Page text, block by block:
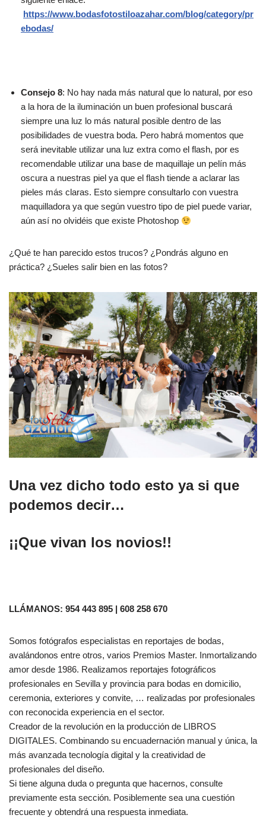
https://www.bodasfotostiloazahar.com/blog/category/pr
ebodas/
Consejo 8: No hay nada más natural que lo natural, por eso
a la hora de la iluminación un buen profesional buscará
siempre una luz lo más natural posible dentro de las
posibilidades de vuestra boda. Pero habrá momentos que
será inevitable utilizar una luz extra como el flash, por es
recomendable utilizar una base de maquillaje un pelín más
oscura a nuestras piel ya que el flash tiende a aclarar las
pieles más claras. Esto siempre consultarlo con vuestra
maquilladora ya que según vuestro tipo de piel puede variar,
aún así no olvidéis que existe Photoshop
¿Qué te han parecido estos trucos? ¿Pondrás alguno en
práctica? ¿Sueles salir bien en las fotos?
Una vez dicho todo esto ya si que
podemos decir…
¡¡Que vivan los novios!!
LLÁMANOS: 954 443 895 | 608 258 670
Somos fotógrafos especialistas en reportajes de bodas,
avalándonos entre otros, varios Premios Master. Inmortalizando
amor desde 1986. Realizamos reportajes fotográficos
profesionales en Sevilla y provincia para bodas en domicilio,
ceremonia, exteriores y convite, … realizadas por profesionales
con reconocida experiencia en el sector.
Creador de la revolución en la producción de LIBROS
DIGITALES. Combinando su encuadernación manual y única, la
más avanzada tecnología digital y la creatividad de
profesionales del diseño.
Si tiene alguna duda o pregunta que hacernos, consulte
previamente esta sección. Posiblemente sea una cuestión
frecuente y obtendrá una respuesta inmediata.